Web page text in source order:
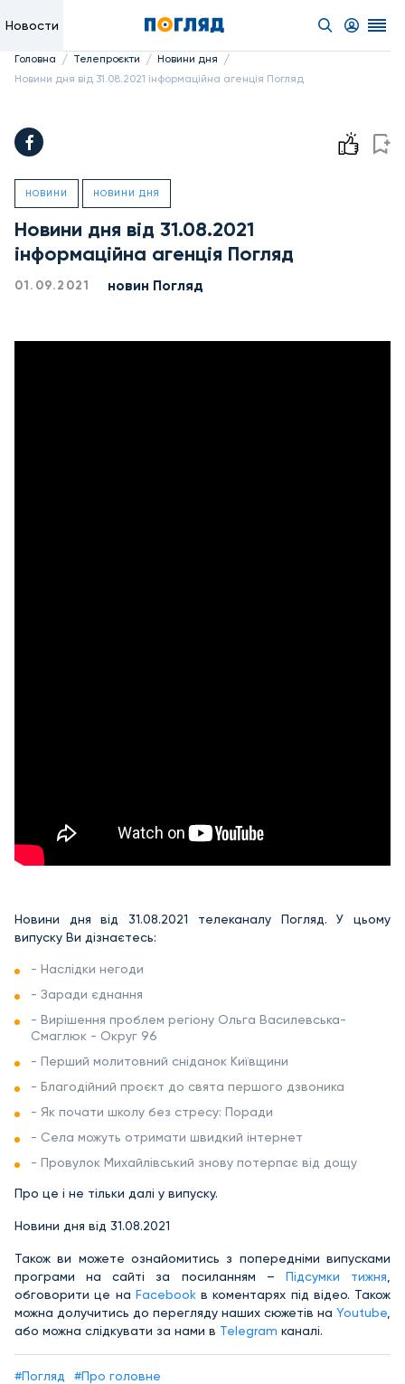
Новости
Головна / Телепроєкти / Новини дня /
Новини дня від 31.08.2021 інформаційна агенція Погляд
НОВИНИ НОВИНИ ДНЯ
Новини дня від 31.08.2021
інформаційна агенція Погляд
01.09.2021 новин Погляд
Новини дня від 31.08.2021 телеканалу Погляд. У цьому
випуску Ви дізнаєтесь:
- Наслідки негоди
- Заради єднання
- Вирішення проблем регіону Ольга Василевська-
Смаглюк - Округ 96
- Перший молитовний сніданок Київщини
- Благодійний проєкт до свята першого дзвоника
- Як почати школу без стресу: Поради
- Села можуть отримати швидкий інтернет
- Провулок Михайлівський знову потерпає від дощу
Про це і не тільки далі у випуску.
Новини дня від 31.08.2021
Також ви можете ознайомитись з попередніми випусками
програми на сайті за посиланням – Підсумки тижня
обговорити це на Facebookв коментарях під відео. Також
можна долучитись до перегляду наших сюжетів на Youtube
або можна слідкувати за нами в Telegram каналі.
#Погляд #Про головне